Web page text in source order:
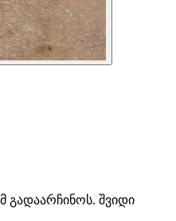
გადაარჩინოს. შვიდი